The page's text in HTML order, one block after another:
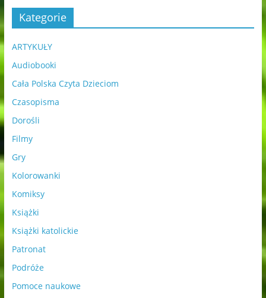
Kategorie
ARTYKUŁY
Audiobooki
Cała Polska Czyta Dzieciom
Czasopisma
Dorośli
Filmy
Gry
Kolorowanki
Komiksy
Książki
Książki katolickie
Patronat
Podróże
Pomoce naukowe